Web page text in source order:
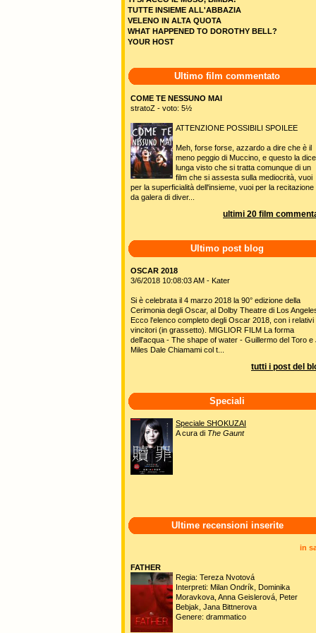
TUTTE INSIEME ALL'ABBAZIA
VELENO IN ALTA QUOTA
WHAT HAPPENED TO DOROTHY BELL?
YOUR HOST
Ultimo film commentato
COME TE NESSUNO MAI
stratoZ - voto: 5½
ATTENZIONE POSSIBILI SPOILEE
Meh, forse forse, azzardo a dire che è il
meno peggio di Muccino, e questo la dice
lunga visto che si tratta comunque di un
film che si assesta sulla mediocrità, vuoi
per la superficialità dell'insieme, vuoi per la recitazione
da galera di diver...
ultimi 20 film
Ultimo post blog
OSCAR 2018
3/6/2018 10:08:03 AM - Kater
Si è celebrata il 4 marzo 2018 la 90° edizione della
Cerimonia degli Oscar, al Dolby Theatre di Los
Ecco l'elenco completo degli Oscar 2018, con i relativi
vincitori (in grassetto). MIGLIOR FILM La forma
dell'acqua - The shape of water - Guillermo del Toro e
Miles Dale Chiamami col t...
tutti i post del
Speciali
Speciale SHOKUZAI
A cura di The Gaunt
Ultime recensioni inserite
in
FATHER
Regia: Tereza Nvotová
Interpreti: Milan Ondrík, Dominika
Moravkova, Anna Geislerová, Peter
Bebjak, Jana Bittnerova
Genere: drammatico